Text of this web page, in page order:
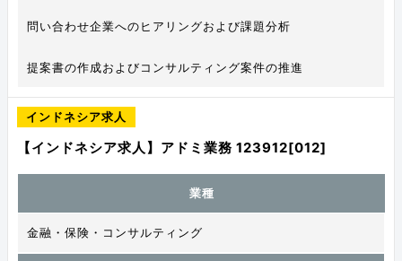
問い合わせ企業へのヒアリングおよび課題分析
提案書の作成およびコンサルティング案件の推進
インドネシア求人
【インドネシア求人】アドミ業務 123912[012]
業種
金融・保険・コンサルティング